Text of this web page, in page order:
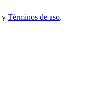
y Términos de uso.